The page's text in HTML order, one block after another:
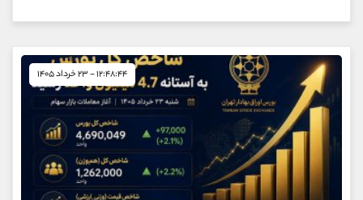
۱۲:۴۸:۴۴ - ۲۳ خرداد ۱۴۰۵